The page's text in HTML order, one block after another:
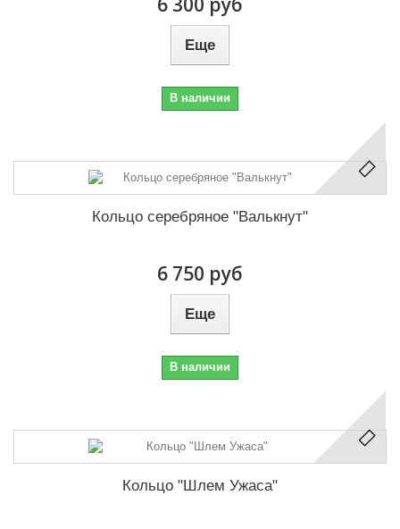
Еще
В наличии
Кольцо серебряное "Валькнут"
6 750 руб
Еще
В наличии
Кольцо "Шлем Ужаса"